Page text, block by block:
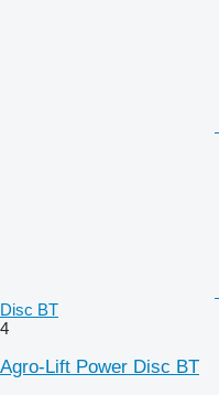
Disc BT
4
Agro-Lift Power Disc BT